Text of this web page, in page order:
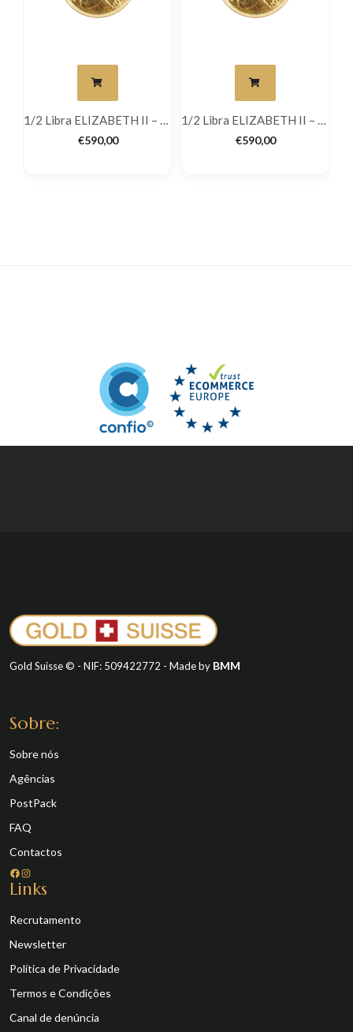
1/2 Libra ELIZABETH II – Jubileu
€590,00
1/2 Libra ELIZABETH II – Jubileu
€590,00
Gold Suisse © - NIF: 509422772 - Made by BMM
Sobre:
Sobre nós
Agências
PostPack
FAQ
Contactos
Facebook Instagram
Links
Recrutamento
Newsletter
Política de Privacidade
Termos e Condições
Canal de denúncia